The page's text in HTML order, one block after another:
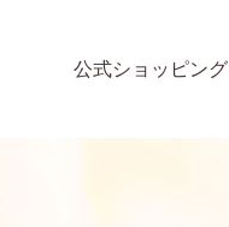
公式ショッピング